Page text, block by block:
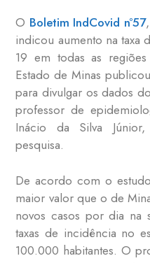
O Boletim IndCovid nº57
indicou aumento na taxa
19 em todas as
Estado de Minas
para divulgar os dados
professor de
Inácio da Silva
pesquisa.
De acordo com o
maior valor que o de
novos casos por dia na
taxas de incidência no
100.000 habitantes. O